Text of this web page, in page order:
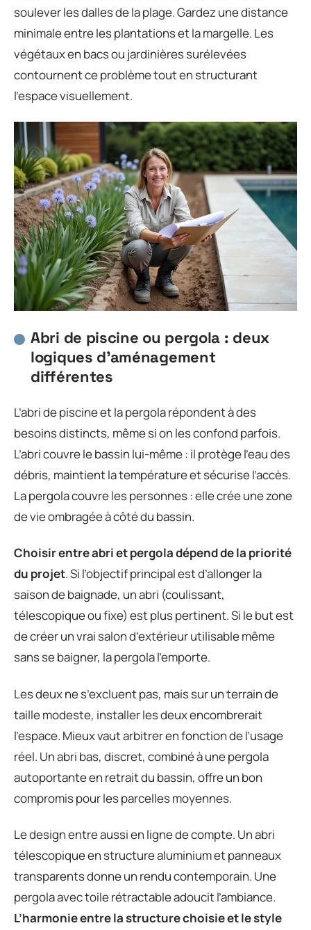
soulever les dalles de la plage. Gardez une distance
minimale entre les plantations et la margelle. Les
végétaux en bacs ou jardinières surélevées
contournent ce problème tout en structurant
l’espace visuellement.
Abri de piscine ou pergola : deux
logiques d’aménagement
différentes
L’abri de piscine et la pergola répondent à des
besoins distincts, même si on les confond parfois.
L’abri couvre le bassin lui-même : il protège l’eau des
débris, maintient la température et sécurise l’accès.
La pergola couvre les personnes : elle crée une zone
de vie ombragée à côté du bassin.
Choisir entre abri et pergola dépend de la priorité
du projet. Si l’objectif principal est d’allonger la
saison de baignade, un abri (coulissant,
télescopique ou fixe) est plus pertinent. Si le but est
de créer un vrai salon d’extérieur utilisable même
sans se baigner, la pergola l’emporte.
Les deux ne s’excluent pas, mais sur un terrain de
taille modeste, installer les deux encombrerait
l’espace. Mieux vaut arbitrer en fonction de l’usage
réel. Un abri bas, discret, combiné à une pergola
autoportante en retrait du bassin, offre un bon
compromis pour les parcelles moyennes.
Le design entre aussi en ligne de compte. Un abri
télescopique en structure aluminium et panneaux
transparents donne un rendu contemporain. Une
pergola avec toile rétractable adoucit l’ambiance.
L’harmonie entre la structure choisie et le style